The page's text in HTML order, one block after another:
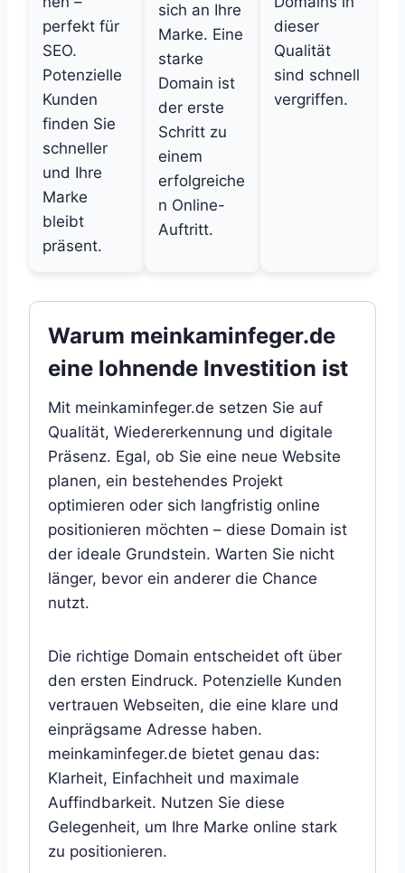
perfekt für
SEO.
Potenzielle
Kunden
finden Sie
schneller
und Ihre
Marke
bleibt
präsent.
sich an Ihre
Marke. Eine
starke
Domain ist
der erste
Schritt zu
einem
erfolgreiche
n Online-
Auftritt.
dieser
Qualität
sind schnell
vergriffen.
Warum meinkaminfeger.de
eine lohnende Investition ist
Mit meinkaminfeger.de setzen Sie auf
Qualität, Wiedererkennung und digitale
Präsenz. Egal, ob Sie eine neue Website
planen, ein bestehendes Projekt
optimieren oder sich langfristig online
positionieren möchten – diese Domain ist
der ideale Grundstein. Warten Sie nicht
länger, bevor ein anderer die Chance
nutzt.
Die richtige Domain entscheidet oft über
den ersten Eindruck. Potenzielle Kunden
vertrauen Webseiten, die eine klare und
einprägsame Adresse haben.
meinkaminfeger.de bietet genau das:
Klarheit, Einfachheit und maximale
Auffindbarkeit. Nutzen Sie diese
Gelegenheit, um Ihre Marke online stark
zu positionieren.